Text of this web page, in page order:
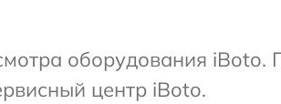
оборудования iBoto.
центр iBoto.